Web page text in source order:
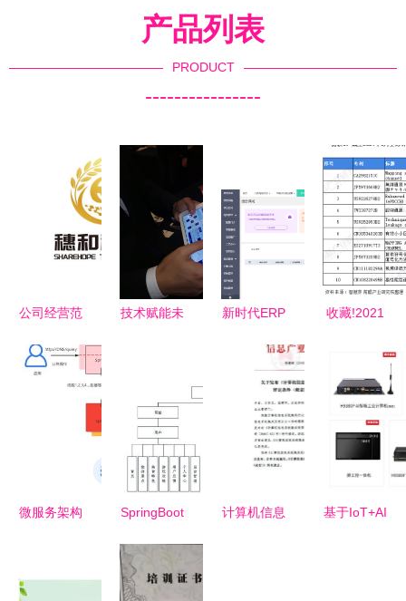
产品列表
PRODUCT
----------------
公司经营范
算机系统服
技术赋能未
远程移动物
体
新时代ERP
于计算机系
统集成服务
的深度解析
收藏!2021
行业技术竞
争格局
微服务架构
构图解析
SpringBoot
统16gjg 选
择高质量计
计算机信息
基于IoT+AI